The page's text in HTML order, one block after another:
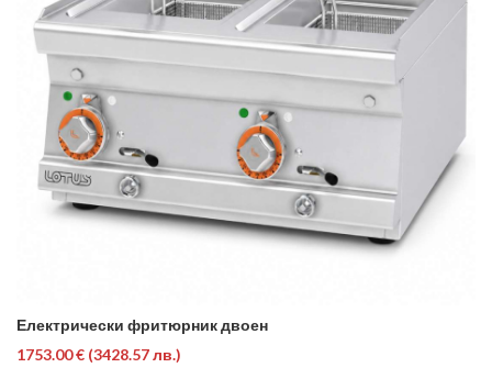
Електрически фритюрник двоен
1753.00 € (3428.57 лв.)